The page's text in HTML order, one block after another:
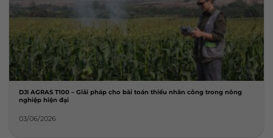
DJI AGRAS T100 – Giải pháp cho bài toán thiếu nhân công trong nông
nghiệp hiện đại
03/06/2026